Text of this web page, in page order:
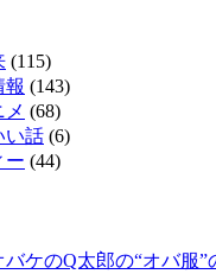
(115)
報 (143)
(68)
い話 (6)
ー (44)
バケのQ太郎の“オバ服